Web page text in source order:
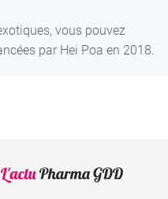
vous pouvez
par Hei Poa en 2018.